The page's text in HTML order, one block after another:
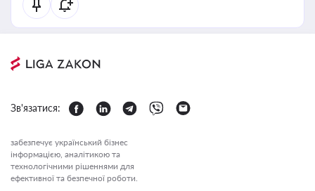
Зв'язатися:
забезпечує український бізнес
інформацією, аналітикою та
технологічними рішеннями для
ефективної та безпечної роботи.